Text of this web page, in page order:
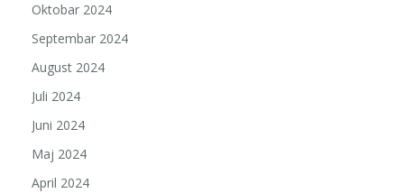
Oktobar 2024
Septembar 2024
August 2024
Juli 2024
Juni 2024
Maj 2024
April 2024